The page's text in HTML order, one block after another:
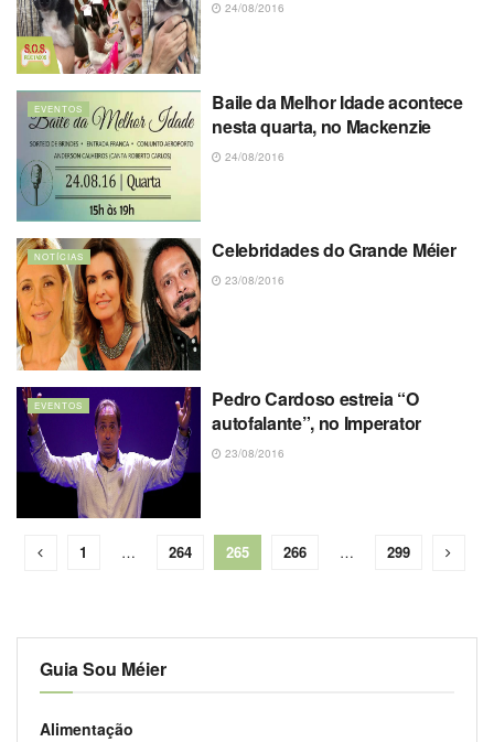
24/08/2016
EVENTOS
Baile da Melhor Idade acontece
nesta quarta, no Mackenzie
24/08/2016
NOTÍCIAS Celebridades do Grande Méier
23/08/2016
EVENTOS
Pedro Cardoso estreia “O
autofalante”, no Imperator
23/08/2016
1 … 264 265 266 … 299
Guia Sou Méier
Alimentação